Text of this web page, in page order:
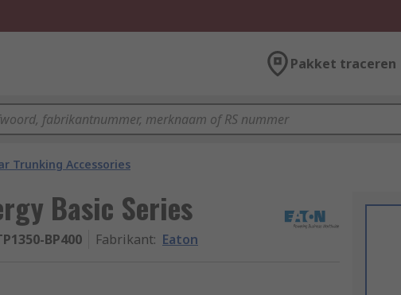
Pakket traceren
Trunking Accessories
Basic Series
BP400 Fabrikant: Eaton